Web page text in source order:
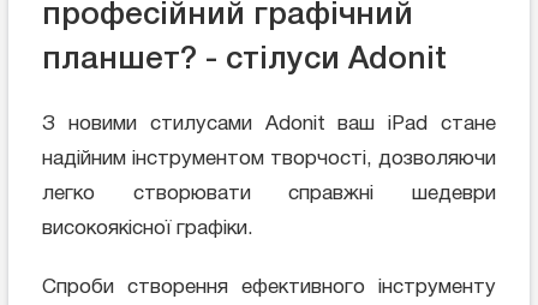
професійний графічний
планшет? - стілуси Adonit
З новими стилусами Adonit ваш iPad стане
надійним інструментом творчості, дозволяючи
легко створювати справжні шедеври
високоякісної графіки.
Спроби створення ефективного інструменту